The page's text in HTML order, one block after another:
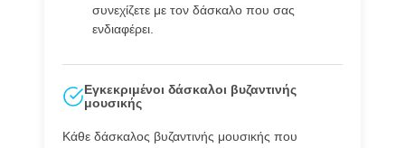
συνεχίζετε με τον δάσκαλο που σας
ενδιαφέρει.
Εγκεκριμένοι δάσκαλοι βυζαντινής
μουσικής
Κάθε δάσκαλος βυζαντινής μουσικής που